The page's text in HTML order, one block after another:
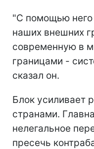
"С помощью
наших внешних
современную в
границами -
сказал он.
Блок усиливает
странами.
нелегальное
пресечь